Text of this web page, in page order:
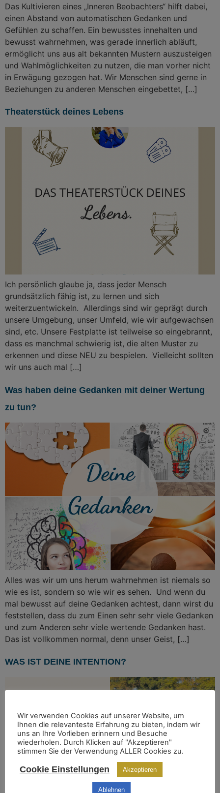
Das Kultivieren eines „Inneren Beobachters“ hilft dabei,
einen Abstand von automatischen Gedanken und
Gefühlen zu schaffen. Ein bewusstes innehalten und
bewusst wahrnehmen, was gerade innerlich abläuft,
ermöglicht uns aus alt bekannten Mustern auszusteigen
und Wahlmöglichkeiten zu nutzen, die man vorher nicht
in Erwägung gezogen hat. Wir Menschen sind gerne in
Beziehungen zu anderen Menschen eingebettet, […]
Theaterstück deines Lebens
Ich persönlich glaube ja, dass jeder Mensch
grundsätzlich fähig ist, zu lernen und sich
weiterzuentwickeln. Allerdings sind wir geprägt durch
unsere Umgebung, unser Umfeld, wie wir aufgewachsen
sind, etc. Unsere Festplatte ist teilweise so eingebrannt,
dass es manchmal schwierig ist, die alten Muster zu
erkennen und diese NEU zu bespielen. Vielleicht sollten
wir uns auch mal […]
Was haben deine Gedanken mit deiner Wertung
zu tun?
Alles was wir um uns herum wahrnehmen ist niemals so
wie es ist, sondern so wie wir es sehen. Und wenn du
mal bewusst auf deine Gedanken achtest, dann wirst du
feststellen, dass du zum Einen sehr sehr viele Gedanken
und zum Anderen sehr viele wertende Gedanken hast.
Das ist vollkommen normal, denn unser Geist, […]
WAS IST DEINE INTENTION?
Wir verwenden Cookies auf unserer Website, um
Ihnen die relevanteste Erfahrung zu bieten, indem wir
uns an Ihre Vorlieben erinnern und Besuche
wiederholen. Durch Klicken auf "Akzeptieren"
stimmen Sie der Verwendung ALLER Cookies zu.
Cookie Einstellungen Akzeptieren
Ablehnen